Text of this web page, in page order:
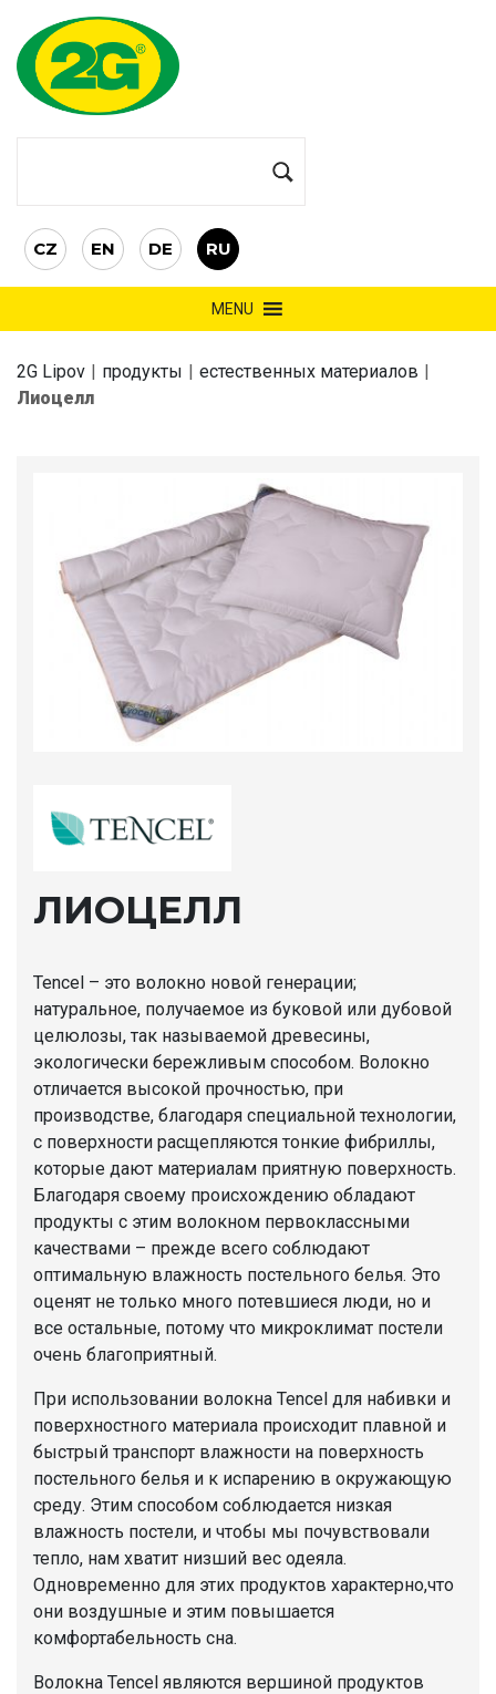
CZ EN DE RU
MENU
2G Lipov | продукты | естественных материалов |
Лиоцелл
ЛИОЦЕЛЛ
Tencel – это волокно новой генерации;
нaтуральное, получаемое из буковой или дубовой
целюлозы, так называемой древесины,
экологически бережливым способом. Волокно
отличается высокой прочностью, при
производстве, благодаря специальной технологии,
с поверхности расщепляются тонкие фибриллы,
которые дают материалам приятную поверхность.
Благодаря своему происхождению обладают
продукты с этим волокном первоклассными
качествами – прежде всего соблюдают
оптимальную влажность постельного белья. Это
оценят не только много потевшиеся люди, но и
все остальные, потому что микроклимат постели
очень благоприятный.
При использовании волокна Tencel для набивки и
поверхностного материала происходит плавной и
быстрый транспорт влажности на поверхность
постельного белья и к испарению в окружающую
среду. Этим способом соблюдается низкая
влажность постели, и чтобы мы почувствовали
тепло, нам хватит низший вес одеяла.
Одновременно для этих продуктов характерно,что
они воздушные и этим повышается
комфортабельность сна.
Волокна Tencel являются вершиной продуктов